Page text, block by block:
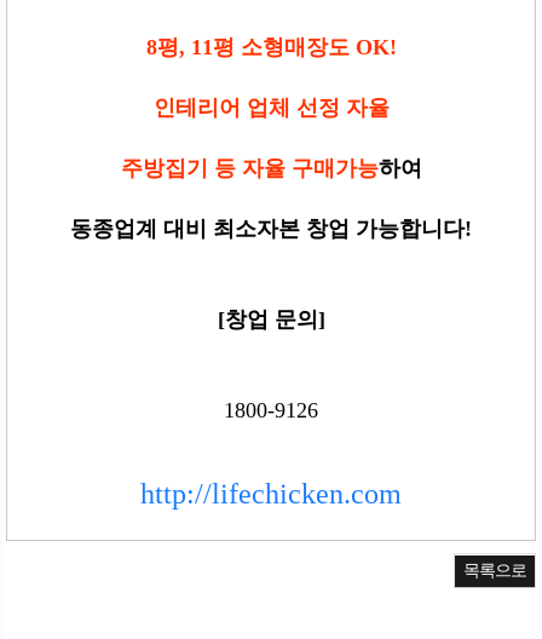
8평, 11평 소형매장도 OK!
인테리어 업체 선정 자율
주방집기 등 자율 구매가능하여
동종업계 대비 최소자본 창업 가능합니다!
[창업 문의]
1800-9126
http://lifechicken.com
목록으로